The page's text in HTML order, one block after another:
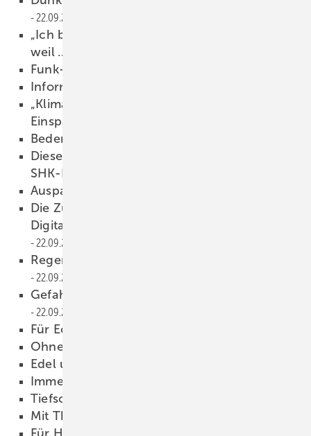
22.09.2021
„Ich bin Mitglied der Berufsorganisation,
weil …
Funk-Einzelraumregelung
Informationen per Download
„Klimaschutz: Anlagenwartung bietet
Einsparpotenzial“
Bedenkenlos zugreifen
Diese Unternehmen stehen für Qualität im
SHK-Handwerk:
Auspacken und einbauen !
Die Zukunft im Blick: Chancen von
Digitalisierung und Klimaschutz nutzen
22.09.2021
Regenwasser dezentral versickern
22.09.2021
Gefahr erkannt, Gefahr gebannt
22.09.2021
Für Ecken und Kanten
Ohne paralleles Lüftungsrohr
Edel und funktionell
Immer auf dem ­Laufenden
Tiefschwarz und extralang
Mit Thermoentkoppler
Für Haupt- und Notentwässerung